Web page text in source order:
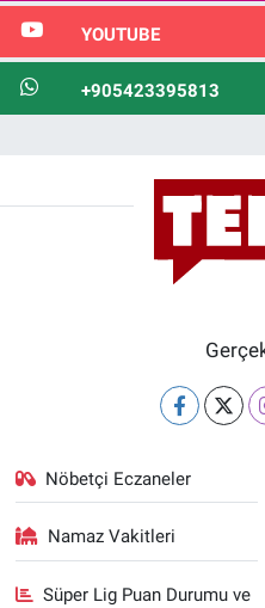
YOUTUBE
+905423395813
Nöbetçi Eczaneler
Namaz Vakitleri
Süper Lig Puan Durumu ve